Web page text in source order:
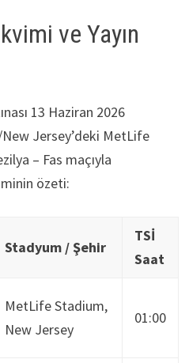
ve Yayın
13 Haziran 2026
Jersey’deki MetLife
– Fas maçıyla
özeti:
Stadyum / Şehir
TSİ
Saat
MetLife Stadium,
New Jersey
01:00